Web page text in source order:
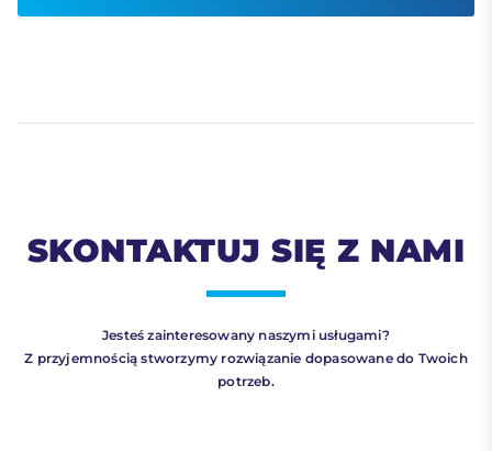
SKONTAKTUJ SIĘ Z NAMI
Jesteś zainteresowany naszymi usługami?
Z przyjemnością stworzymy rozwiązanie dopasowane do Twoich
potrzeb.